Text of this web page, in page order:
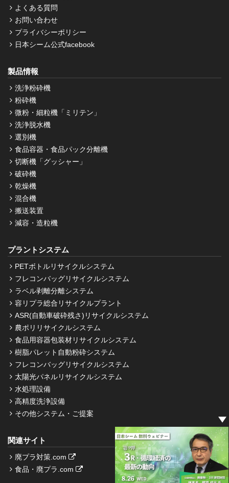
よくある質問
お問い合わせ
プライバシーポリシー
日本シーム公式facebook
製品情報
洗浄粉砕機
粉砕機
微粉・細粒機「ミリテン」
洗浄脱水機
選別機
食品容器・食品パック分離機
切断機「グッシャー」
破砕機
乾燥機
混合機
搬送装置
減容・造粒機
プラントシステム
PETボトルリサイクルシステム
フレコンバッグリサイクルシステム
ラベル剥離分離システム
容リプラ総合リサイクルプラント
ASR(自動車破砕残さ)リサイクルシステム
農ポリリサイクルシステム
食品用容器包装材リサイクルシステム
樹脂パレット自動粉砕システム
フレコンバッグリサイクルシステム
太陽光パネルリサイクルシステム
水処理設備
高精度洗浄設備
その他システム・ご提案
関連サイト
廃プラ対策.com
食品・廃プラ.com